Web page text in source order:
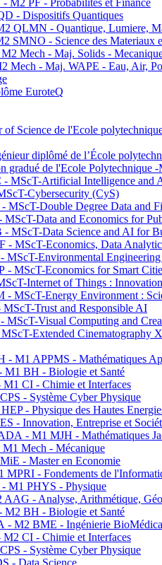
M2 PF - Probabilités et Finance
- Dispositifs Quantiques
QLMN - Quantique, Lumiere,
SMNO - Science des Materiaux
Mech - Maj. Solids -
Mech - Maj. WAPE - Eau, Air,
EuroteQ
Science de l'Ecole
diplômé de l’École
gradué de l'Ecole Polytechnique
MScT-Artificial Intelligence and
Cybersecurity (CyS)
MScT-Double Degree Data and
MScT-Data and Economics for
MScT-Data Science and AI for
- MScT-Economics, Data
MScT-Environmental
- MScT-Economics for Smart
Internet of Things :
- MScT-Energy Environment :
Trust and Responsible AI
MScT-Visual Computing and
Extended Cinematography
M1 APPMS - Mathématiques
BH - Biologie et Santé
CI - Chimie et Interfaces
- Système Cyber Physique
- Physique des Hautes
- Innovation, Entreprise et
- M1 MJH - Mathématiques
Mech - Mécanique
- Master en Economie
MPRI - Fondements de
M1 PHYS - Physique
- Analyse, Arithmétique,
BH - Biologie et Santé
- M2 BME - Ingénierie
CI - Chimie et Interfaces
- Système Cyber Physique
- Data Science